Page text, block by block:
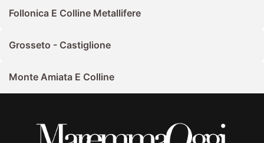
Follonica E Colline Metallifere
Grosseto - Castiglione
Monte Amiata E Colline